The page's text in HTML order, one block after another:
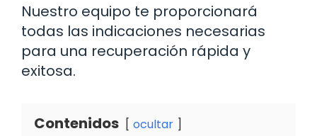
Nuestro equipo te proporcionará
todas las indicaciones necesarias
para una recuperación rápida y
exitosa.
Contenidos ocultar